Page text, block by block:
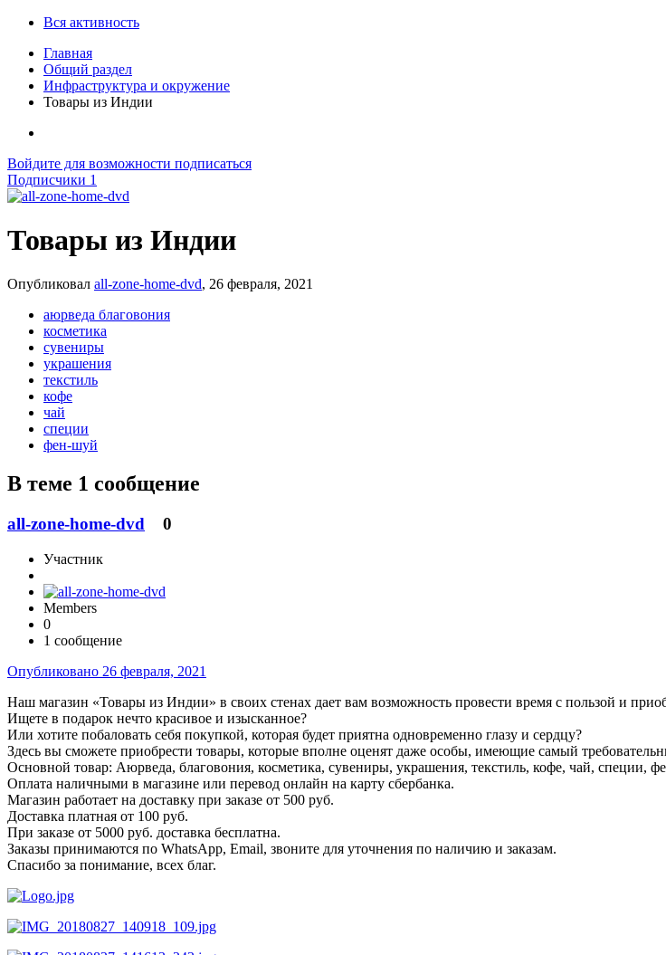
Вся активность
Главная
Общий раздел
Инфраструктура и окружение
Товары из Индии
Войдите для возможности подписаться
Подписчики 1
Товары из Индии
Опубликовал all-zone-home-dvd, 26 февраля, 2021
аюрведа благовония
косметика
сувениры
украшения
текстиль
кофе
чай
специи
фен-шуй
В теме 1 сообщение
all-zone-home-dvd 0
Участник
Members
0
1 сообщение
Опубликовано 26 февраля, 2021
Наш магазин «Товары из Индии» в своих стенах дает вам возможность провести время с пользой и
Ищете в подарок нечто красивое и изысканное?
Или хотите побаловать себя покупкой, которая будет приятна одновременно глазу и сердцу?
Здесь вы сможете приобрести товары, которые вполне оценят даже особы, имеющие самый
Основной товар: Аюрведа, благовония, косметика, сувениры, украшения, текстиль, кофе, чай, специи,
Оплата наличными в магазине или перевод онлайн на карту сбербанка.
Магазин работает на доставку при заказе от 500 руб.
Доставка платная от 100 руб.
При заказе от 5000 руб. доставка бесплатна.
Заказы принимаются по WhatsApp, Email, звоните для уточнения по наличию и заказам.
Спасибо за понимание, всех благ.